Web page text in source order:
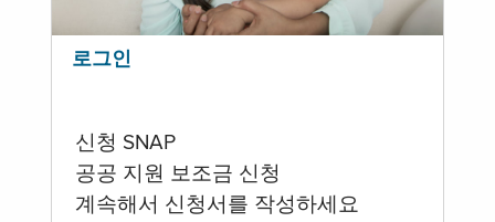
로그인
신청 SNAP
공공 지원 보조금 신청
계속해서 신청서를 작성하세요